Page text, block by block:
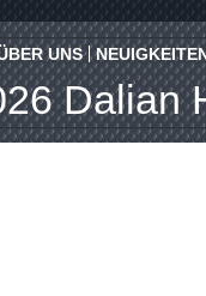
UNS
Dalian